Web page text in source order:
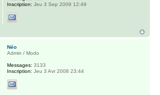
Inscription: Jeu 3 Sep 2009 12:49
Néo
Admin / Modo
Messages: 3133
Inscription: Jeu 3 Avr 2008 23:44